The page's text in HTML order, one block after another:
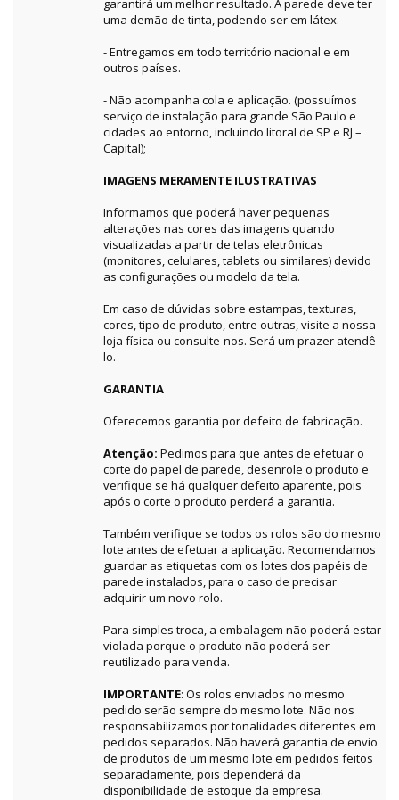
garantirá um melhor resultado. A parede deve ter
uma demão de tinta, podendo ser em látex.
- Entregamos em todo território nacional e em
outros países.
- Não acompanha cola e aplicação. (possuímos
serviço de instalação para grande São Paulo e
cidades ao entorno, incluindo litoral de SP e RJ –
Capital);
IMAGENS MERAMENTE ILUSTRATIVAS
Informamos que poderá haver pequenas
alterações nas cores das imagens quando
visualizadas a partir de telas eletrônicas
(monitores, celulares, tablets ou similares) devido
as configurações ou modelo da tela.
Em caso de dúvidas sobre estampas, texturas,
cores, tipo de produto, entre outras, visite a nossa
loja física ou consulte-nos. Será um prazer atendê-
lo.
GARANTIA
Oferecemos garantia por defeito de fabricação.
Atenção: Pedimos para que antes de efetuar o
corte do papel de parede, desenrole o produto e
verifique se há qualquer defeito aparente, pois
após o corte o produto perderá a garantia.
Também verifique se todos os rolos são do mesmo
lote antes de efetuar a aplicação. Recomendamos
guardar as etiquetas com os lotes dos papéis de
parede instalados, para o caso de precisar
adquirir um novo rolo.
Para simples troca, a embalagem não poderá estar
violada porque o produto não poderá ser
reutilizado para venda.
IMPORTANTE: Os rolos enviados no mesmo
pedido serão sempre do mesmo lote. Não nos
responsabilizamos por tonalidades diferentes em
pedidos separados. Não haverá garantia de envio
de produtos de um mesmo lote em pedidos feitos
separadamente, pois dependerá da
disponibilidade de estoque da empresa.